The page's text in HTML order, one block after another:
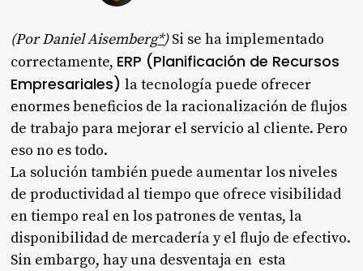
(Por Daniel Aisemberg*)Si se ha implementado
correctamente, ERP (Planificación de Recursos
Empresariales)la tecnología puede ofrecer
enormes beneficios de la racionalización de flujos
de trabajo para mejorar el servicio al cliente. Pero
eso no es todo.
La solución también puede aumentar los niveles
de productividad al tiempo que ofrece visibilidad
en tiempo real en los patrones de ventas, la
disponibilidad de mercadería y el flujo de efectivo.
Sin embargo, hay una desventaja en esta